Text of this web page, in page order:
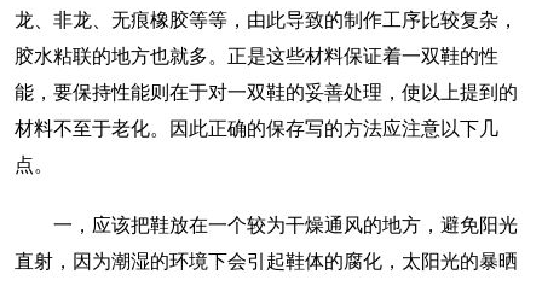
龙、非龙、无痕橡胶等等，由此导致的制作工序比较复杂，
胶水粘联的地方也就多。正是这些材料保证着一双鞋的性
能，要保持性能则在于对一双鞋的妥善处理，使以上提到的
材料不至于老化。因此正确的保存写的方法应注意以下几
点。
一，应该把鞋放在一个较为干燥通风的地方，避免阳光
直射，因为潮湿的环境下会引起鞋体的腐化，太阳光的暴晒